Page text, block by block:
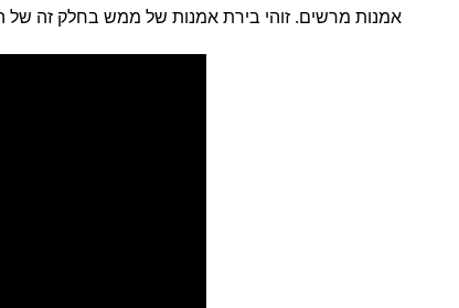
אמנות מרשים. זוהי בירת אמנות של ממש בחלק זה של